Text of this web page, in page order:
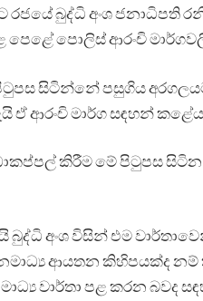
බුද්ධි අංශ ජනාධිපති
පෙළේ පොලිස් ආරංචි
සිටින්නේ පසුගිය
ඒ ආරංචි මාර්ග සඳහන් කළේය.
කිරීම මේ පිටුපස සිටින
අංශ විසින් එම
ආයතන කිහිපයක්ද නම්
වාර්තා පළ කරන බවද